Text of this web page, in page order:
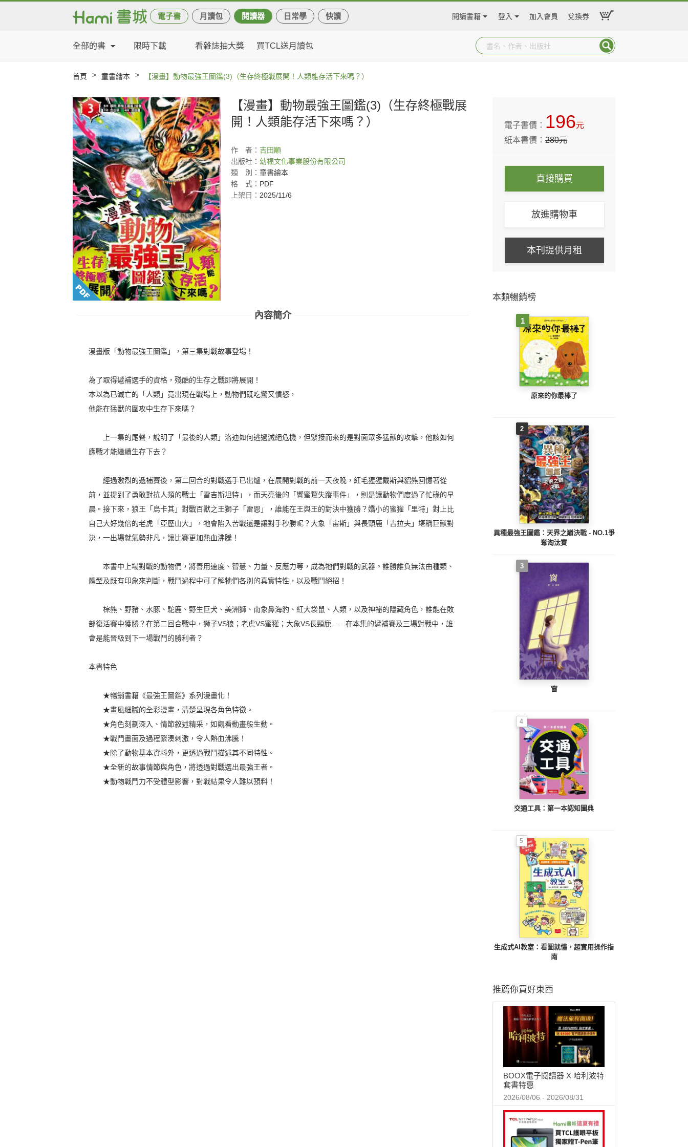
電子書 月讀包 閱讀器 日常學 快讀 閱讀書籍 登入 加入會員 兌換券
全部的書 限時下載 看雜誌抽大獎 買TCL送月讀包
首頁 > 童書繪本 > 【漫畫】動物最強王圖鑑(3)（生存終極戰展開！人類能存活下來嗎？）
【漫畫】動物最強王圖鑑(3)（生存終極戰展
開！人類能存活下來嗎？）
作 者： 吉田順
出版社： 幼福文化事業股份有限公司
類
別： 童書繪本
格
式： PDF
上架日： 2025/11/6
內容簡介
漫畫版「動物最強王圖鑑」，第三集對戰故事登場！
為了取得遞補選手的資格，殘酷的生存之戰即將展開！
本以為已滅亡的「人類」竟出現在戰場上，動物們既吃驚又憤怒，
他能在猛獸的圍攻中生存下來嗎？
上一集的尾聲，說明了「最後的人類」洛迪如何逃過滅絕危機，但緊接而來的是對面眾多猛獸的攻擊，他該如何
應戰才能繼續生存下去？
經過激烈的遞補賽後，第二回合的對戰選手已出爐，在展開對戰的前一天夜晚，紅毛猩猩戴斯與貂熊回憶著從
前，並提到了勇敢對抗人類的戰士「雷吉斯坦特」，而天亮後的「響蜜鴷失蹤事件」，則是讓動物們度過了忙碌的早
晨。接下來，狼王「烏卡其」對戰百獸之王獅子「雷恩」，誰能在王與王的對決中獲勝？嬌小的蜜獾「里特」對上比
自己大好幾倍的老虎「亞歷山大」，牠會陷入苦戰還是讓對手秒勝呢？大象「宙斯」與長頸鹿「吉拉夫」堪稱巨獸對
決，一出場就氣勢非凡，讓比賽更加熱血沸騰！
本書中上場對戰的動物們，將善用速度、智慧、力量、反應力等，成為牠們對戰的武器。誰勝誰負無法由種類、
體型及既有印象來判斷，戰鬥過程中可了解牠們各別的真實特性，以及戰鬥絕招！
棕熊、野豬、水豚、駝鹿、野生巨犬、美洲獅、南象鼻海豹、紅大袋鼠、人類，以及神祕的隱藏角色，誰能在敗
部復活賽中獲勝？在第二回合戰中，獅子VS狼；老虎VS蜜獾；大象VS長頸鹿……在本集的遞補賽及三場對戰中，誰
會是能晉級到下一場戰鬥的勝利者？
本書特色
★暢銷書籍《最強王圖鑑》系列漫畫化！
★畫風細膩的全彩漫畫，清楚呈現各角色特徵。
★角色刻劃深入、情節敘述精采，如觀看動畫般生動。
★戰鬥畫面及過程緊湊刺激，令人熱血沸騰！
★除了動物基本資料外，更透過戰鬥描述其不同特性。
★全新的故事情節與角色，將透過對戰選出最強王者。
★動物戰鬥力不受體型影響，對戰結果令人難以預料！
電子書價： 196元
紙本書價：280元
直接購買
放進購物車
本刊提供月租
本類暢銷榜
1
原來的你最棒了
2
異種最強王圖鑑：天界之巔決戰 - NO.1爭
奪淘汰賽
3
窗
4
交通工具：第一本認知圖典
5
生成式AI教室：看圖就懂，超實用操作指
南
推薦你買好東西
BOOX電子閱讀器 X 哈利波特
套書特惠
2026/08/06 - 2026/08/31